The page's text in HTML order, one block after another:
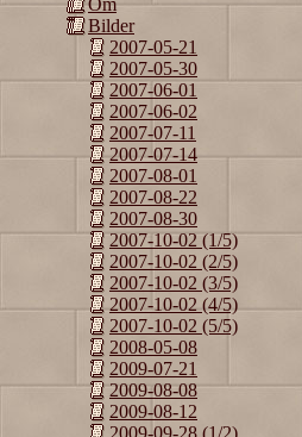
Om
Bilder
2007-05-21
2007-05-30
2007-06-01
2007-06-02
2007-07-11
2007-07-14
2007-08-01
2007-08-22
2007-08-30
2007-10-02 (1/5)
2007-10-02 (2/5)
2007-10-02 (3/5)
2007-10-02 (4/5)
2007-10-02 (5/5)
2008-05-08
2009-07-21
2009-08-08
2009-08-12
2009-09-28 (1/2)